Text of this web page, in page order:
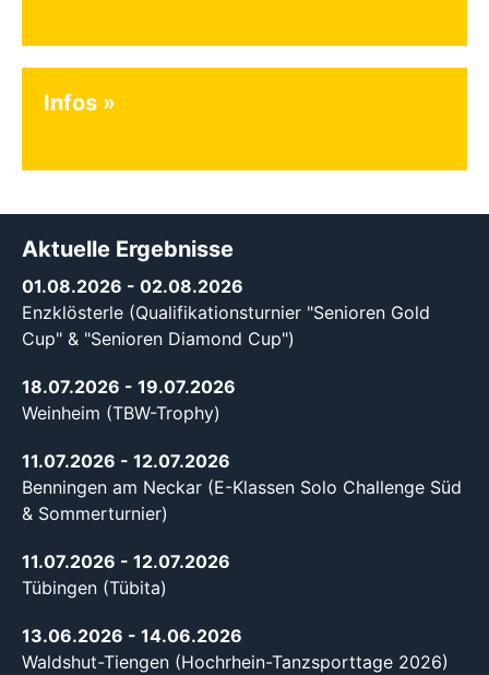
Infos
Aktuelle Ergebnisse
01.08.2026 - 02.08.2026
Enzklösterle (Qualifikationsturnier "Senioren Gold
Cup" & "Senioren Diamond Cup")
18.07.2026 - 19.07.2026
Weinheim (TBW-Trophy)
11.07.2026 - 12.07.2026
Benningen am Neckar (E-Klassen Solo Challenge Süd
& Sommerturnier)
11.07.2026 - 12.07.2026
Tübingen (Tübita)
13.06.2026 - 14.06.2026
Waldshut-Tiengen (Hochrhein-Tanzsporttage 2026)